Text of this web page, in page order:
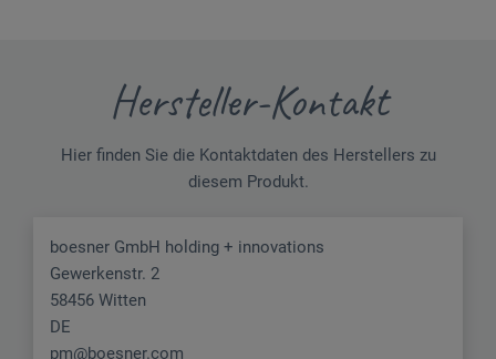
Hersteller-Kontakt
Hier finden Sie die Kontaktdaten des Herstellers zu
diesem Produkt.
boesner GmbH holding + innovations
Gewerkenstr. 2
58456 Witten
DE
pm@boesner.com